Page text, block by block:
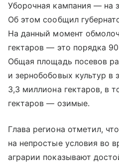
Уборочная кампания — на
Об этом сообщил
На данный момент
гектаров — это порядка
Общая площадь посевов
и зернобобовых культур в
3,3 миллиона гектаров, в
гектаров — озимые.
Глава региона отметил,
на непростые условия во
аграрии показывают